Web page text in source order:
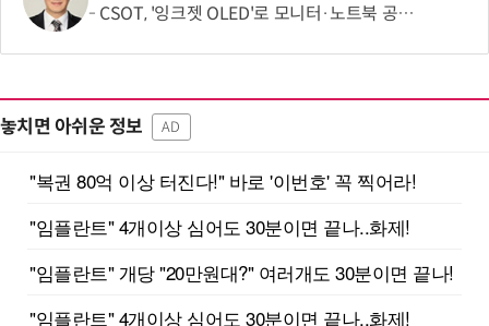
CSOT, '잉크젯 OLED'로 모니터·노트북 공략 본격화…MSI 모니터 공개
놓치면 아쉬운 정보 AD